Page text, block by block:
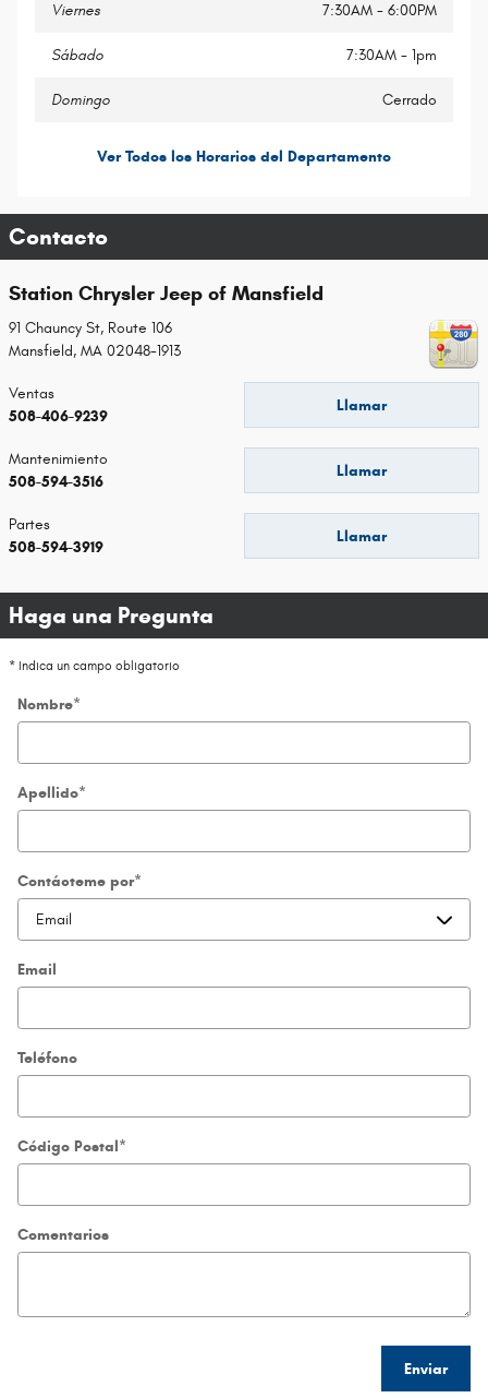
Viernes 7:30AM - 6:00PM
Sábado 7:30AM - 1pm
Domingo Cerrado
Ver Todos los Horarios del Departamento
Contacto
Station Chrysler Jeep of Mansfield
91 Chauncy St, Route 106
Mansfield, MA 02048-1913
Llamar
Ventas
508-406-9239
Llamar
Mantenimiento
508-594-3516
Llamar
Partes
508-594-3919
Haga una Pregunta
* Indica un campo obligatorio
Nombre*
Apellido*
Contácteme por*
Email
Teléfono
Código Postal*
Comentarios
Enviar